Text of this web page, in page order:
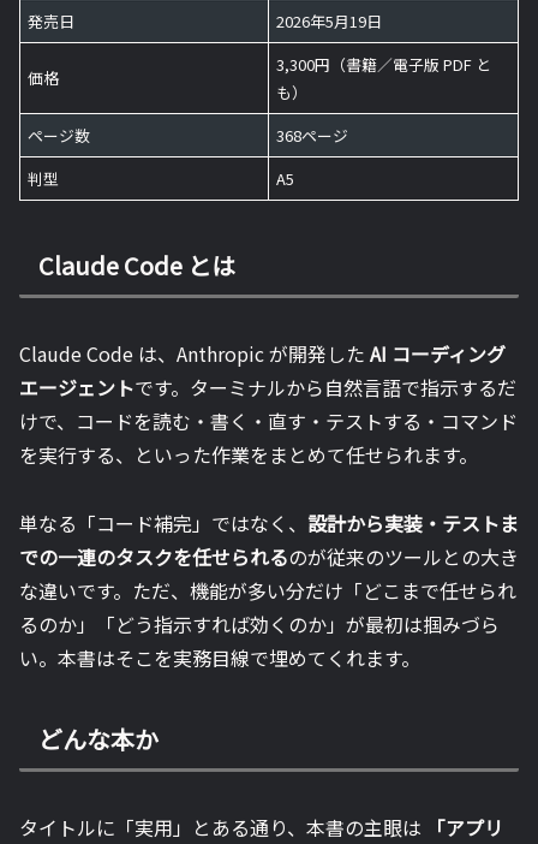
発売日
2026年5月19日
価格
3,300円（書籍／電子版 PDF と
も）
ページ数
368ページ
判型
A5
Claude Code とは
Claude Code は、Anthropic が開発した AI コーディング
エージェントです。ターミナルから自然言語で指示するだ
けで、コードを読む・書く・直す・テストする・コマンド
を実行する、といった作業をまとめて任せられます。
単なる「コード補完」ではなく、 設計から実装・テストま
での一連のタスクを任せられるのが従来のツールとの大き
な違いです。ただ、機能が多い分だけ「どこまで任せられ
るのか」「どう指示すれば効くのか」が最初は掴みづら
い。本書はそこを実務目線で埋めてくれます。
どんな本か
タイトルに「実用」とある通り、本書の主眼は
「アプリ